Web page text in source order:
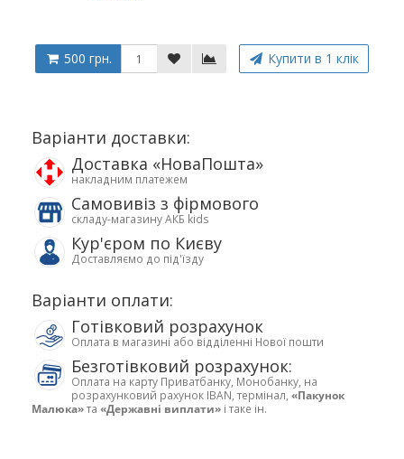
500 грн. Купити в 1 клік
Варіанти доставки:
Доставка «НоваПошта»
накладним платежем
Самовивіз з фірмового
складу-магазину АКБ kids
Кур'єром по Києву
Доставляємо до під'їзду
Варіанти оплати:
Готівковий розрахунок
Оплата в магазині або відділенні Нової пошти
Безготівковий розрахунок:
Оплата на карту Приватбанку, Монобанку, на
розрахунковий рахунок IBAN, термінал, «Пакунок
Малюка»та «Державні виплати» і таке ін.